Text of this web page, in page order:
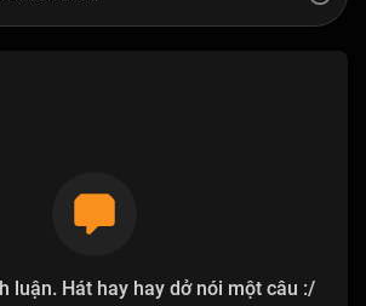
luận. Hát hay hay dở nói một câu :/